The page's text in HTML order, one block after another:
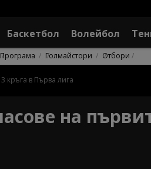
Баскетбол Волейбол
Програма Голмайстори Отбори
кръга в Първа лига
на